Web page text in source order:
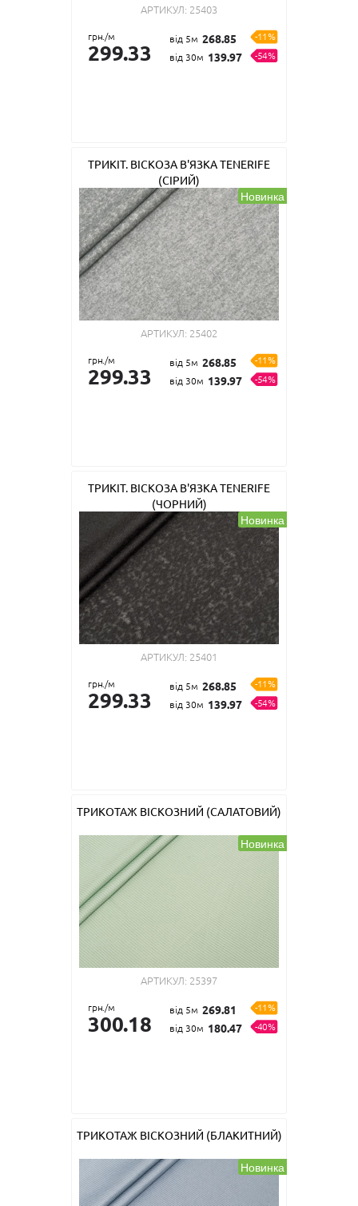
АРТИКУЛ: 25403
грн./м
299.33
від 5м 268.85
-11%
від 30м 139.97 -54%
ТРИКІТ. ВІСКОЗА В'ЯЗКА TENERIFE
(СІРИЙ)
Новинка
АРТИКУЛ: 25402
грн./м
299.33
від 5м 268.85
-11%
від 30м 139.97 -54%
ТРИКІТ. ВІСКОЗА В'ЯЗКА TENERIFE
(ЧОРНИЙ)
Новинка
АРТИКУЛ: 25401
грн./м
299.33
від 5м 268.85
-11%
від 30м 139.97 -54%
ТРИКОТАЖ ВІСКОЗНИЙ (САЛАТОВИЙ)
Новинка
АРТИКУЛ: 25397
грн./м
300.18
від 5м 269.81
-11%
від 30м 180.47 -40%
ТРИКОТАЖ ВІСКОЗНИЙ (БЛАКИТНИЙ)
Новинка